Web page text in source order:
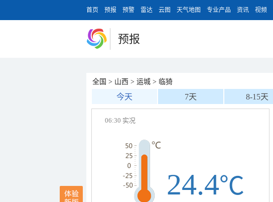
首页 预报 预警 雷达 云图 天气地图 专业产品 资讯 视频
预报
全国 > 山西 > 运城 > 临猗
今天 7天 8-15天
06:30 实况
24.4℃